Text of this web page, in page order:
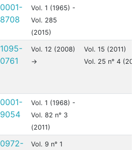
0001-
8708
Vol. 1 (1965) -
Vol. 285
(2015)
1095-
0761
Vol. 12 (2008)
->
Vol. 15 (2011)
Vol. 25 n° 4
0001-
9054
Vol. 1 (1968) -
Vol. 82 n° 3
(2011)
0972-
Vol. 9 n° 1